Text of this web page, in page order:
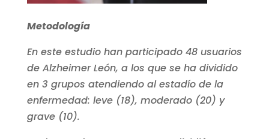
Metodología
En este estudio han participado 48 usuarios
de Alzheimer León, a los que se ha dividido
en 3 grupos atendiendo al estadío de la
enfermedad: leve (18), moderado (20) y
grave (10).